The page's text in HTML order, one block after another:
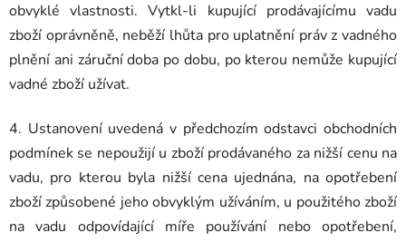
obvyklé vlastnosti. Vytkl-li kupující prodávajícímu vadu
zboží oprávněně, neběží lhůta pro uplatnění práv z vadného
plnění ani záruční doba po dobu, po kterou nemůže kupující
vadné zboží užívat.
4. Ustanovení uvedená v předchozím odstavci obchodních
podmínek se nepoužijí u zboží prodávaného za nižší cenu na
vadu, pro kterou byla nižší cena ujednána, na opotřebení
zboží způsobené jeho obvyklým užíváním, u použitého zboží
na vadu odpovídající míře používání nebo opotřebení,